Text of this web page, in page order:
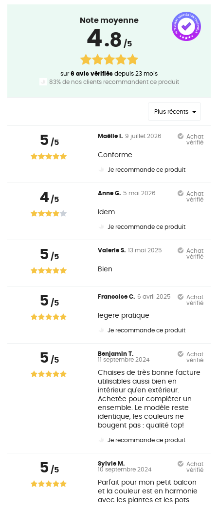
Note moyenne
4.8 /5
sur6 avis vérifiés depuis 23 mois
83% de nos clients recommandent ce produit
Plus récents
5 /5
Maëlle I. 9 juillet 2026
Achat
vérifié
Conforme
Je recommande ce produit
4/5
Anne G. 5 mai 2026
Achat
vérifié
Idem
Je recommande ce produit
5 /5
Valerie S. 13 mai 2025
Achat
vérifié
Bien
5 /5
Francoise C. 6 avril 2025
Achat
vérifié
legere pratique
Je recommande ce produit
5 /5
Benjamin T.
11 septembre 2024
Achat
vérifié
Chaises de très bonne facture
utilisables aussi bien en
intérieur qu'en extérieur.
Achetée pour compléter un
ensemble. Le modèle reste
identique, les couleurs ne
bougent pas : qualité top!
Je recommande ce produit
5 /5
Sylvie M.
10 septembre 2024
Achat
vérifié
Parfait pour mon petit balcon
et la couleur est en harmonie
avec les plantes et les pots